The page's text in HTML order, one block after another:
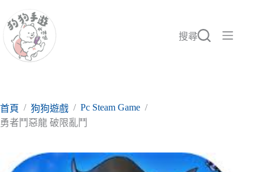
至
要
搜尋
首頁 / 狗狗遊戲 / Pc Steam Game /
勇者鬥惡龍 破限亂鬥